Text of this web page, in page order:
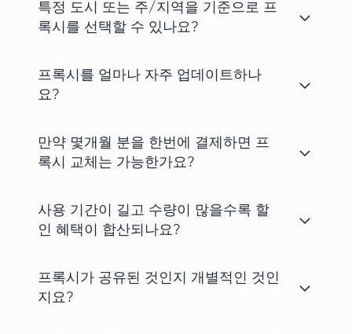
특정 도시 또는 주/지역을 기준으로 프
록시를 선택할 수 있나요?
프록시를 얼마나 자주 업데이트하나
요?
만약 몇개월 분을 한번에 결제하면 프
록시 교체는 가능한가요?
사용 기간이 길고 수량이 많을수록 할
인 혜택이 합산되나요?
프록시가 공유된 것인지 개별적인 것인
지요?